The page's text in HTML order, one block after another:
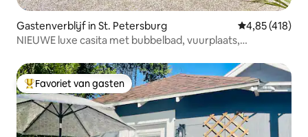
Gastenverblijf in St. Petersburg Gemiddelde
4,85 (418)
NIEUWE luxe casita met bubbelbad, vuurplaats,
Topfavoriet van gasten
Favoriet van gasten